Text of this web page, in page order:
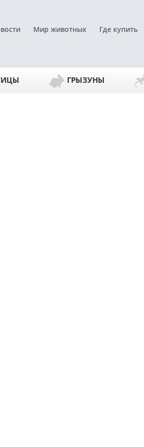
Мир животных Где купить
ГРЫЗУНЫ